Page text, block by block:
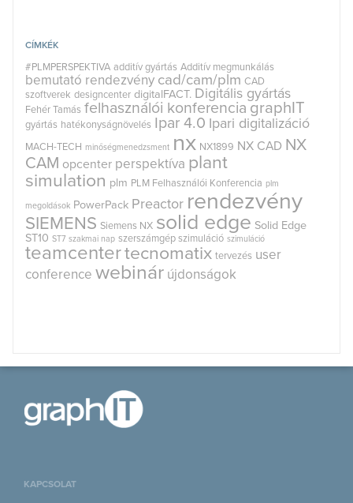
CÍMKÉK
#PLMPERSPEKTIVA additív gyártás Additív megmunkálás
bemutató rendezvény cad/cam/plm CAD
szoftverek designcenter digitalFACT. Digitális gyártás
Fehér Tamás felhasználói konferencia graphIT
gyártás hatékonyságnövelés Ipar 4.0 Ipari digitalizáció
MACH-TECH minőségmenedzsment nx NX1899 NX CAD NX
CAM opcenter perspektíva plant
simulation plm PLM Felhasználói Konferencia plm
megoldások PowerPack Preactor rendezvény
SIEMENS Siemens NX solid edge Solid Edge
ST10 ST7 szakmai nap szerszámgép szimuláció szimuláció
teamcentertecnomatix tervezés user
conference webinár újdonságok
KAPCSOLAT